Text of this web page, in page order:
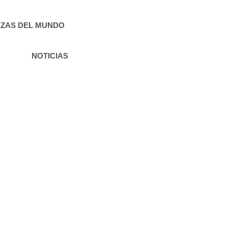
DEL MUNDO
NOTICIAS